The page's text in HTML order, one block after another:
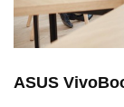
ASUS